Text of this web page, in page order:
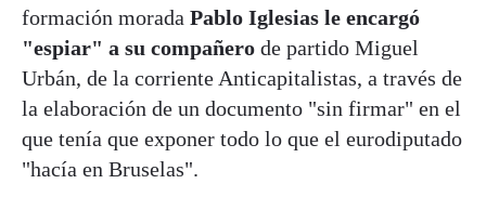
formación morada Pablo Iglesias le encargó
"espiar" a su compañero de partido Miguel
Urbán, de la corriente Anticapitalistas, a través de
la elaboración de un documento "sin firmar" en el
que tenía que exponer todo lo que el eurodiputado
"hacía en Bruselas".